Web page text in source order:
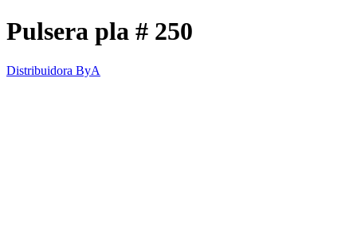
Pulsera pla # 250
Distribuidora ByA